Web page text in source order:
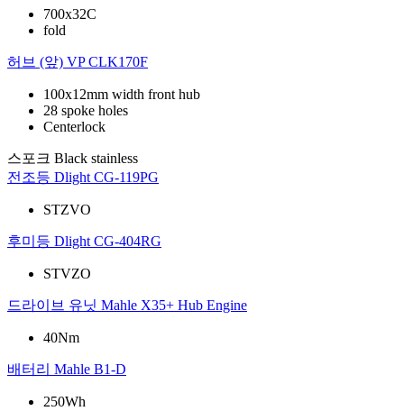
700x32C
fold
허브 (앞) VP CLK170F
100x12mm width front hub
28 spoke holes
Centerlock
스포크 Black stainless
전조등 Dlight CG-119PG
STZVO
후미등 Dlight CG-404RG
STVZO
드라이브 유닛 Mahle X35+ Hub Engine
40Nm
배터리 Mahle B1-D
250Wh